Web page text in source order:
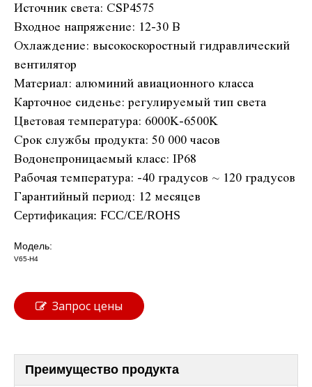
Источник света: CSP4575
Входное напряжение: 12-30 В
Охлаждение: высокоскоростный гидравлический
вентилятор
Материал: алюминий авиационного класса
Карточное сиденье: регулируемый тип света
Цветовая температура: 6000K-6500K
Срок службы продукта: 50 000 часов
Водонепроницаемый класс: IP68
Рабочая температура: -40 градусов ~ 120 градусов
Гарантийный период: 12 месяцев
Сертификация: FCC/CE/ROHS
Модель:
V65-H4
Запрос цены
Преимущество продукта